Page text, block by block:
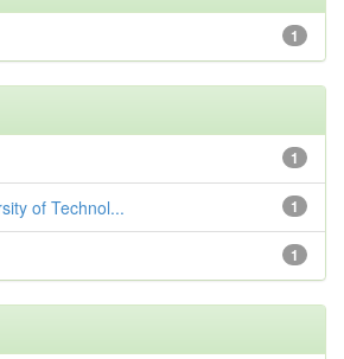
1
1
1
of Technol...
1